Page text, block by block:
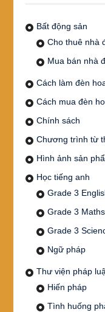
Bất động sản
Cho thuê nhà
Mua bán nhà
Cách làm đèn
Cách mua đèn
Chính sách
Chương trình từ
Hình ảnh sản
Học tiếng anh
Grade 3
Grade 3
Grade 3
Ngữ pháp
Thư viện pháp
Hiến pháp
Tình huống